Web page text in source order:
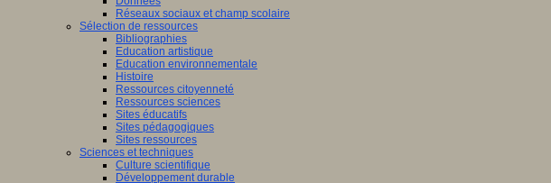
Réseaux sociaux et champ scolaire
Sélection de ressources
Bibliographies
Education artistique
Education environnementale
Histoire
Ressources citoyenneté
Ressources sciences
Sites éducatifs
Sites pédagogiques
Sites ressources
Sciences et techniques
Culture scientifique
Développement durable